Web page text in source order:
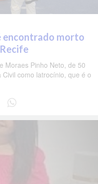
encontrado morto
Moraes Pinho Neto, de 50
como latrocínio, que é o